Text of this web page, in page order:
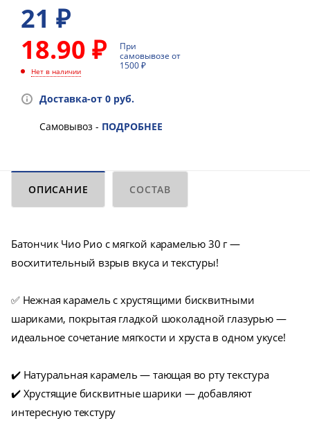
21 ₽
18.90 ₽
При
самовывозе от
1500 ₽
Нет в наличии
Доставка-от 0 руб.
Самовывоз - ПОДРОБНЕЕ
ОПИСАНИЕ СОСТАВ
Батончик Чио Рио с мягкой карамелью 30 г —
восхитительный взрыв вкуса и текстуры!
✅ Нежная карамель с хрустящими бисквитными
шариками, покрытая гладкой шоколадной глазурью —
идеальное сочетание мягкости и хруста в одном укусе!
✔️ Натуральная карамель — тающая во рту текстура
✔️ Хрустящие бисквитные шарики — добавляют
интересную текстуру